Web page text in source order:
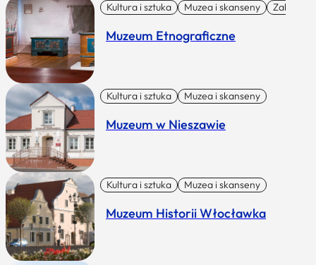
Kultura i sztuka Muzea i skanseny Zabytki I
Muzeum Etnograficzne
Kultura i sztuka Muzea i skanseny
Muzeum w Nieszawie
Kultura i sztuka Muzea i skanseny
Muzeum Historii Włocławka